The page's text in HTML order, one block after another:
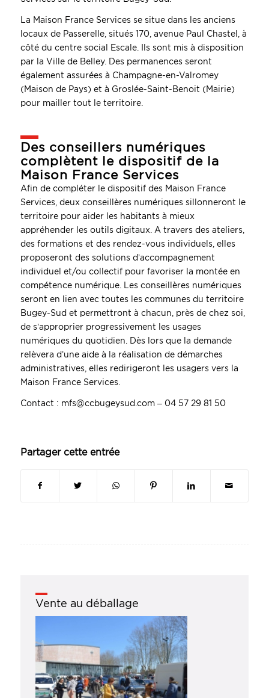
La Maison France Services se situe dans les anciens
locaux de Passerelle, situés 170, avenue Paul Chastel, à
côté du centre social Escale. Ils sont mis à disposition
par la Ville de Belley. Des permanences seront
également assurées à Champagne-en-Valromey
(Maison de Pays) et à Groslée-Saint-Benoit (Mairie)
pour mailler tout le territoire.
Des conseillers numériques
complètent le dispositif de la
Maison France Services
Afin de compléter le dispositif des Maison France
Services, deux conseillères numériques sillonneront le
territoire pour aider les habitants à mieux
appréhender les outils digitaux. A travers des ateliers,
des formations et des rendez-vous individuels, elles
proposeront des solutions d’accompagnement
individuel et/ou collectif pour favoriser la montée en
compétence numérique. Les conseillères numériques
seront en lien avec toutes les communes du territoire
Bugey-Sud et permettront à chacun, près de chez soi,
de s’approprier progressivement les usages
numériques du quotidien. Dès lors que la demande
relèvera d’une aide à la réalisation de démarches
administratives, elles redirigeront les usagers vers la
Maison France Services.
Contact : mfs@ccbugeysud.com – 04 57 29 81 50
Partager cette entrée
Vente au déballage